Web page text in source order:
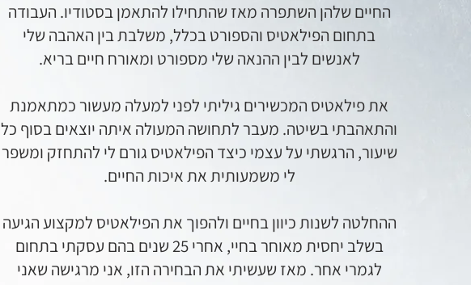
החיים שלהן השתפרה מאז שהתחילו להתאמן בסטודיו. העבודה
בתחום הפילאטיס והספורט בכלל, משלבת בין האהבה שלי
לאנשים לבין ההנאה שלי מספורט ומאורח חיים בריא.
את פילאטיס המכשירים גיליתי לפני למעלה מעשור כמתאמנת
והתאהבתי בשיטה. מעבר לתחושה המעולה איתה יוצאים בסוף כל
שיעור, הרגשתי על עצמי כיצד הפילאטיס גורם לי להתחזק ומשפר
לי משמעותית את איכות החיים.
ההחלטה לשנות כיוון בחיים ולהפוך את הפילאטיס למקצוע הגיעה
בשלב יחסית מאוחר בחיי, אחרי 25 שנים בהם עסקתי בתחום
לגמרי אחר. מאז שעשיתי את הבחירה הזו, אני מרגישה שאני